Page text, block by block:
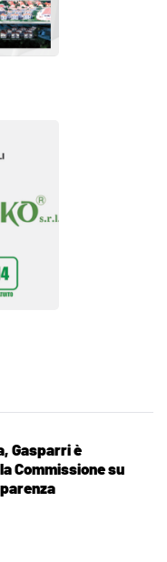
Gasparri è
Commissione su